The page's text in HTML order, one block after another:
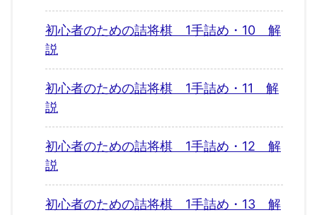
初心者のための詰将棋 1手詰め・10 解
説
初心者のための詰将棋 1手詰め・11 解
説
初心者のための詰将棋 1手詰め・12 解
説
初心者のための詰将棋 1手詰め・13 解